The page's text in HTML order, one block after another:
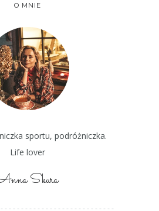
O MNIE
sportu, podróżniczka.
Life lover
Skura